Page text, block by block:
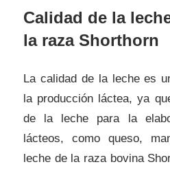
Calidad de la
la raza Shorthorn
La calidad de la leche es
la producción láctea, ya
de la leche para la
lácteos, como queso,
leche de la raza bovina